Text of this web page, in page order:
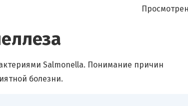
Salmonella. Понимание причин
болезни.